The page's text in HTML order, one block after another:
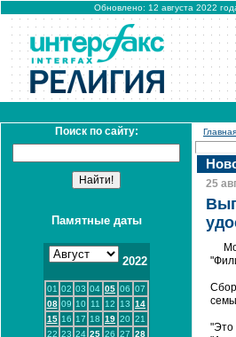
Обновлено: 12 августа 2022
Поиск по сайту:
Памятные даты
2022
01 02 03 04 05 06 07
08 09 10 11 12 13 14
15 16 17 18 19 20 21
22 23 24 25 26 27 28
Главная
25
"Это